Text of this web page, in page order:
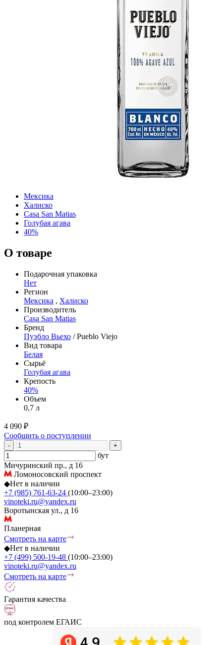
Мексика
Халиско
Casa San Matias
Голубая агава
40%
О товаре
Подарочная упаковка
Нет
Регион
Мексика , Халиско
Производитель
Casa San Matias
Бренд
Пуэбло Вьехо / Pueblo Viejo
Вид товара
Белая
Сырьё
Голубая агава
Крепость
40%
Объем
0,7 л
4 090 ₽
Сообщить о поступлении
- +
бут
Мичуринский пр., д 16
Ломоносовский проспект
◆Нет в наличии
+7 (985) 761-63-24 (10:00–23:00)
vinoteki.ru@yandex.ru
Воротынская ул., д 16
Планерная
Смотреть на карте
◆Нет в наличии
+7 (499) 500-19-48 (10:00–23:00)
vinoteki.ru@yandex.ru
Смотреть на карте
Гарантия качества
под контролем ЕГАИС